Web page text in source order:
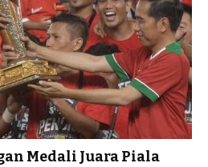
Medali Juara Piala